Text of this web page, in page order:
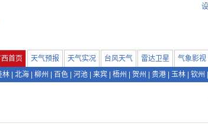
首页 天气预报 天气实况 台风天气 雷达卫星 气象影视
林 北海 柳州 百色 河池 来宾 梧州 贺州 贵港 玉林 钦州